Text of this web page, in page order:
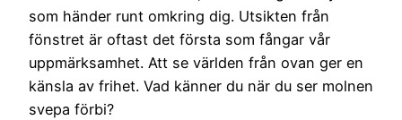
som händer runt omkring dig. Utsikten från
fönstret är oftast det första som fångar vår
uppmärksamhet. Att se världen från ovan ger en
känsla av frihet. Vad känner du när du ser molnen
svepa förbi?